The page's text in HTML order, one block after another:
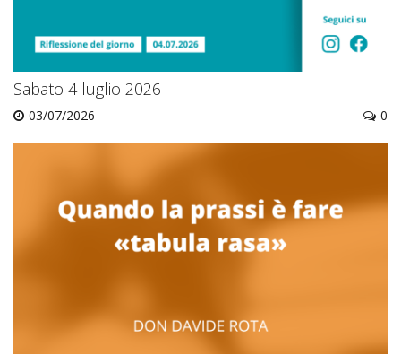
Sabato 4 luglio 2026
03/07/2026 0